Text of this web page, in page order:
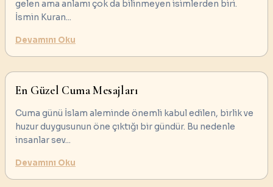
gelen ama anlamı çok da bilinmeyen isimlerden biri.
İsmin Kuran...
Devamını Oku
En Güzel Cuma Mesajları
Cuma günü İslam aleminde önemli kabul edilen, birlik ve
huzur duygusunun öne çıktığı bir gündür. Bu nedenle
insanlar sev...
Devamını Oku